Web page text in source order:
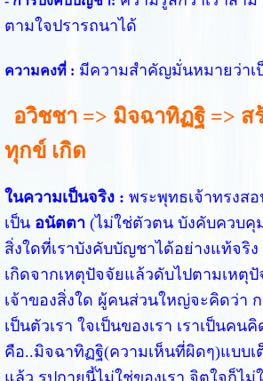
ตามใจปรารถนาได้
ความคงที่ : มีความสำคัญมั่นหมายว่าเ
อวิชชา => มิจฉาทิฏฐิ => ส
ทุกข์ เกิด
ในความเป็นจริง : พระพุทธเจ้าทรงส
เป็น อนัตตา(ไม่ใช่ตัวตน บังคับควบคุ
สิ่งใดที่เราบังคับบัญชาได้อย่างแท้จริ
เกิดจากเหตุปัจจัยแล้วดับไปตามเหตุ
เจ้าของสิ่งใด ผู้คนส่วนใหญ่จะคิดว่า ก
เป็นตัวเรา ใจเป็นของเรา เราเป็นคน
คือ..มิจฉาทิฏฐิ(ความเห็นที่ผิดๆ)แบบเ